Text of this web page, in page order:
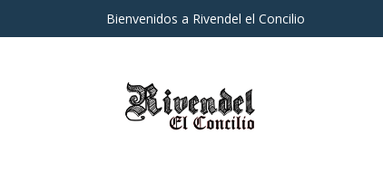
Bienvenidos a Rivendel el Concilio